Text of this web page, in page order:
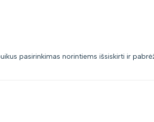
pasirinkimas norintiems išsiskirti ir